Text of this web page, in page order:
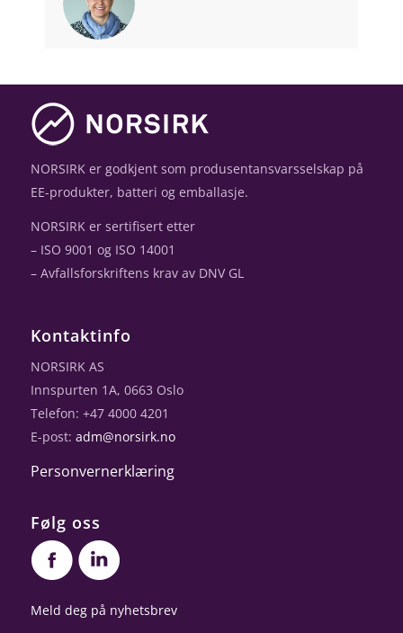
NORSIRK er godkjent som produsentansvarsselskap på
EE-produkter, batteri og emballasje.
NORSIRK er sertifisert etter
– ISO 9001 og ISO 14001
– Avfallsforskriftens krav av DNV GL
Kontaktinfo
NORSIRK AS
Innspurten 1A, 0663 Oslo
Telefon: +47 4000 4201
E-post: adm@norsirk.no
Personvernerklæring
Følg oss
Meld deg på nyhetsbrev